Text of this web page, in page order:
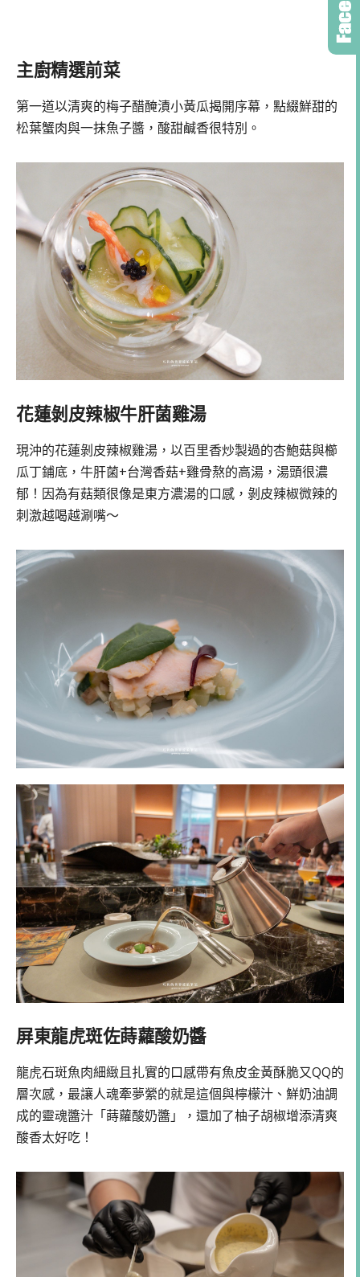
主廚精選前菜
第一道以清爽的梅子醋醃漬小黃瓜揭開序幕，點綴鮮甜的
松葉蟹肉與一抹魚子醬，酸甜鹹香很特別。
花蓮剝皮辣椒牛肝菌雞湯
現沖的花蓮剝皮辣椒雞湯，以百里香炒製過的杏鮑菇與櫛
瓜丁鋪底，牛肝菌+台灣香菇+雞骨熬的高湯，湯頭很濃
郁！因為有菇類很像是東方濃湯的口感，剝皮辣椒微辣的
刺激越喝越涮嘴～
屏東龍虎斑佐蒔蘿酸奶醬
龍虎石斑魚肉細緻且扎實的口感帶有魚皮金黃酥脆又QQ的
層次感，最讓人魂牽夢縈的就是這個與檸檬汁、鮮奶油調
成的靈魂醬汁「蒔蘿酸奶醬」，還加了柚子胡椒增添清爽
酸香太好吃！